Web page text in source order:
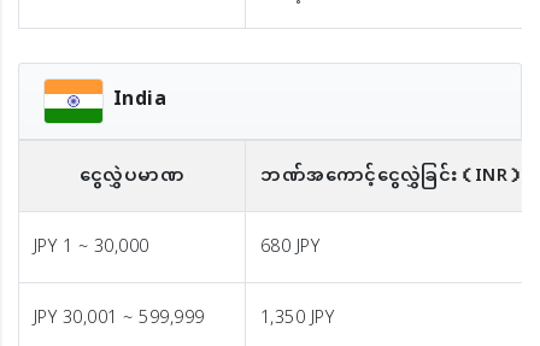
India
ငွေလွှဲပမာဏ ဘဏ်အကောင့်ငွေလွှဲခြင်း（INR）
JPY 1 ~ 30,000
680 JPY
JPY 30,001 ~ 599,999
1,350 JPY